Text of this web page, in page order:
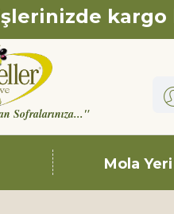
kargo
Sofralarınıza..."
Mola Yeri